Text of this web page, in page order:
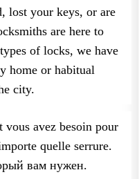
lost your keys, or are
are here to
of locks, we have
home or habitual
city.
vous avez besoin pour
quelle serrure.
вам нужен.